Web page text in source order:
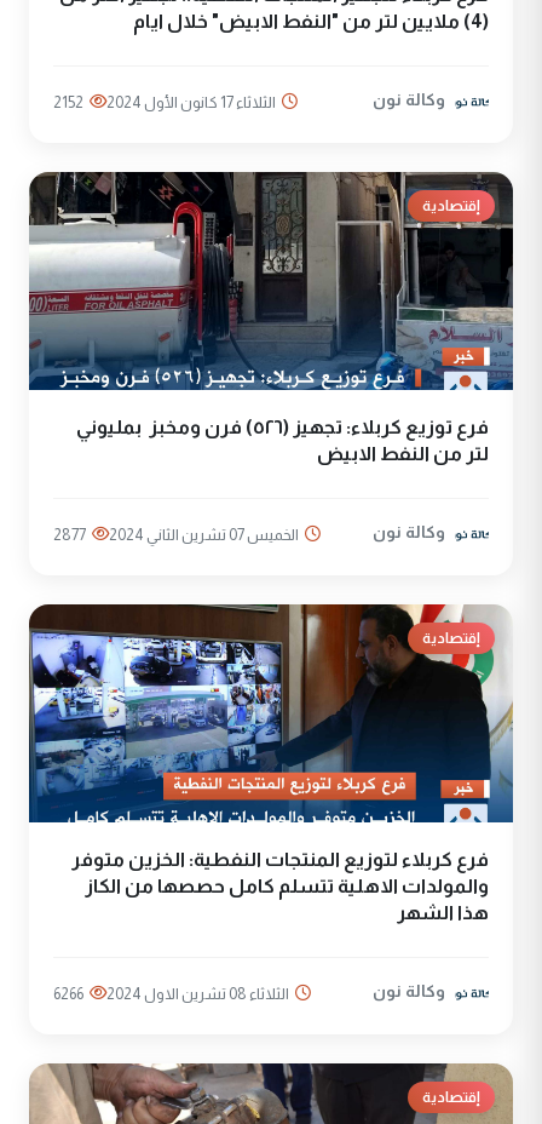
(4) ملايين لتر من "النفط الابيض" خلال ايام
وكالة نون الثلاثاء 17 كانون الأول 2024 2152
إقتصادية
فرع توزيع كربلاء: تجهيز (٥٢٦) فرن ومخبز بمليوني
لتر من النفط الابيض
وكالة نون الخميس 07 تشرين الثاني 2024 2877
إقتصادية
فرع كربلاء لتوزيع المنتجات النفطية: الخزين متوفر
والمولدات الاهلية تتسلم كامل حصصها من الكاز
هذا الشهر
وكالة نون الثلاثاء 08 تشرين الاول 2024 6266
إقتصادية